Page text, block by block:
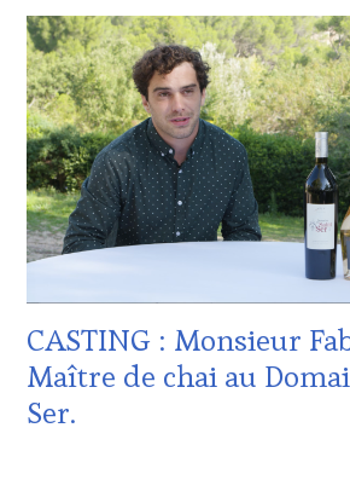
RESTAURATEUR,
CHEF,
CUISINIER,
ŒNOLOGUE,
SOMMELIER,
SAINTE-
VICTOIRE,
SALONS
INTERNATIONAUX,
SPOT
BY,
MOVIE,
VIGNOBLES,
WINE
TASTING
VOUCHER
WINE
:
WINE
TASTING
VOUCHER,
CÔTES-
DE-
PROVENCE,
CULTURAL
GUEST,
DOMAINE
VITICOLE,
TOURISME
EDITION
LES
CLÉS
CASTING : Monsieur
Maître de chai au
Ser.